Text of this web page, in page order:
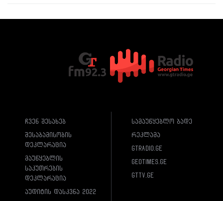
ჩვენ შესახებ
შესაბამისობის
დეკლარაცია
მაუწყებლის
საკუთრების
დეკლარაცია
აუდიტის დასკვნა 2022
სამაუწყებლო ბადე
რეკლამა
gtradio.ge
geotimes.ge
gttv.ge